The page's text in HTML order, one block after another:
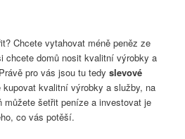
Chcete vytahovat méně peněz ze
chcete domů nosit kvalitní výrobky a
pro vás jsou tu tedyslevové
kvalitní výrobky a služby, na
šetřit peníze a investovat je
co vás potěší.